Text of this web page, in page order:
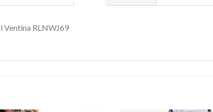
Ventina RLNWJ69